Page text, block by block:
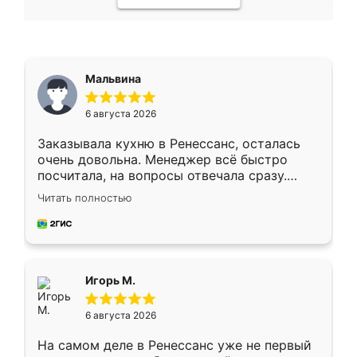
Мальвина
6 августа 2026
Заказывала кухню в Ренессанс, осталась
очень довольна. Менеджер всё быстро
посчитала, на вопросы отвечала сразу.
Замерщик приехал в субботу, подошёл к
делу со всей ответственностью. Собрали
за день, ребята работали аккуратно, даже
Читать полностью
Игорь М.
6 августа 2026
На самом деле в Ренессанс уже не первый